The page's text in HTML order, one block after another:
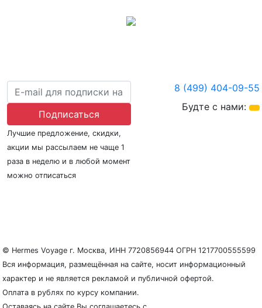
© Hermes Voyage г. Москва, ИНН 7720856944 ОГРН 1217700555599
Вся информация, размещённая на сайте, носит информационный
характер и не является рекламой и публичной офертой.
Оплата в рублях по курсу компании.
Подписаться
Лучшие предложение, скидки,
акции мы рассылаем не чаще 1
раза в неделю и в любой момент
можно отписаться
8 (499) 404-09-55
Будте с нами: